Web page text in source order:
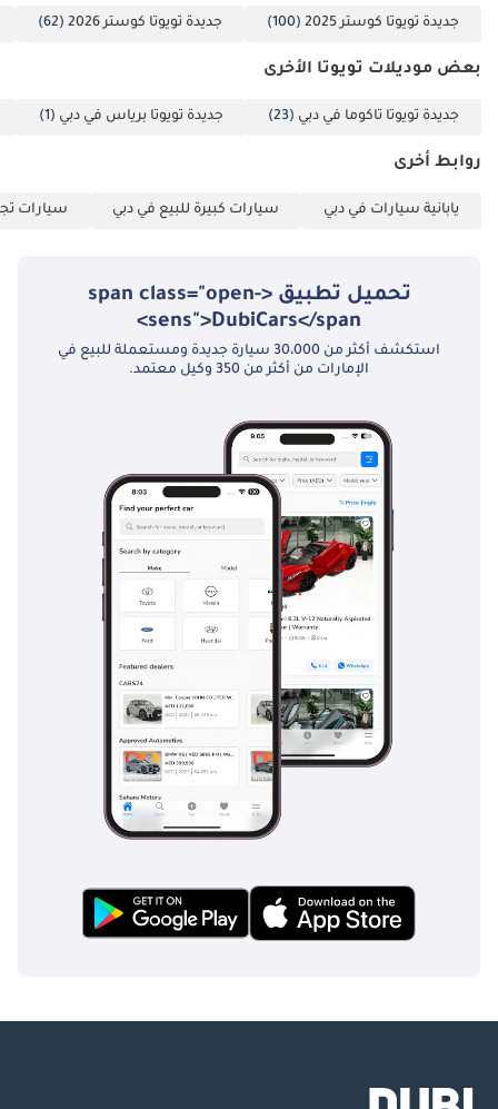
جديدة تويوتا كوستر 2025 (100) جديدة تويوتا كوستر 2026 (62)
بعض موديلات تويوتا الأخرى
جديدة تويوتا تاكوما في دبي (23) جديدة تويوتا برياس في دبي (1)
روابط أخرى
يابانية سيارات في دبي سيارات كبيرة للبيع في دبي سيارات
تحميل تطبيق <span class="open-
sens">DubiCars</span>
استكشف أكثر من 30،000 سيارة جديدة ومستعملة للبيع في
الإمارات من أكثر من 350 وكيل معتمد.
تُعدّ هذه الحافلة البيضاء التي تعمل بالبنزين، موديل 2025، الخيار الأمثل
إعادة بيع وأقل تكاليف صيانة في فئتها. إنها الخيار الأمثل للشركات التي
العلامة التجارية الأكثر ثقة في مجال نقل الركاب.
تم إنشاء هذه الإحصاءات بواسطة الذكاء الاصطناعي اعتماداً على بيانات
خبراء السوق. يُرجى دائماً فحص السيارة قبل الشراء.